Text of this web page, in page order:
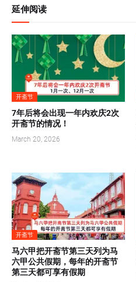
延伸阅读
开斋节
7年后将会出现一年内欢庆2次
开斋节的情况！
March 20, 2026
开斋节
马六甲把开斋节第三天列为马
六甲公共假期，每年的开斋节
第三天都可享有假期